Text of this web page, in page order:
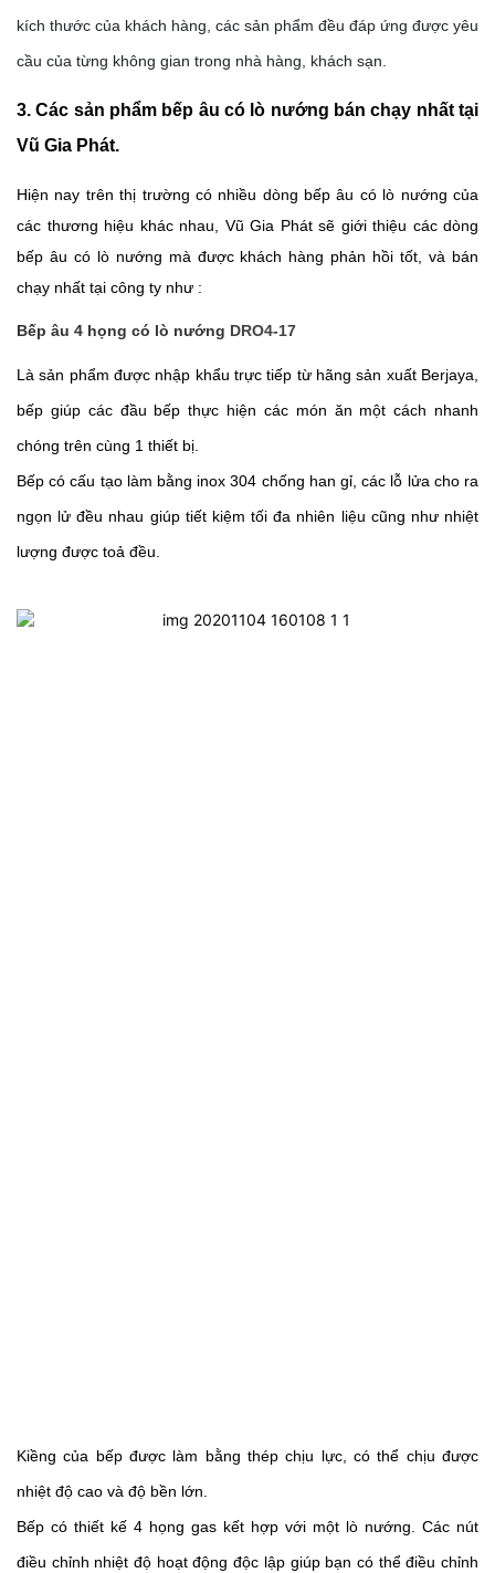
kích thước của khách hàng, các sản phẩm đều đáp ứng được yêu
cầu của từng không gian trong nhà hàng, khách sạn.
3. Các sản phẩm bếp âu có lò nướng bán chạy nhất tại
Vũ Gia Phát.
Hiện nay trên thị trường có nhiều dòng bếp âu có lò nướng của
các thương hiệu khác nhau, Vũ Gia Phát sẽ giới thiệu các dòng
bếp âu có lò nướng mà được khách hàng phản hồi tốt, và bán
chạy nhất tại công ty như :
Bếp âu 4 họng có lò nướng DRO4-17
Là sản phẩm được nhập khẩu trực tiếp từ hãng sản xuất Berjaya,
bếp giúp các đầu bếp thực hiện các món ăn một cách nhanh
chóng trên cùng 1 thiết bị.
Bếp có cấu tạo làm bằng inox 304 chống han gỉ, các lỗ lửa cho ra
ngọn lử đều nhau giúp tiết kiệm tối đa nhiên liệu cũng như nhiệt
lượng được toả đều.
Kiềng của bếp được làm bằng thép chịu lực, có thể chịu được
nhiệt độ cao và độ bền lớn.
Bếp có thiết kế 4 họng gas kết hợp với một lò nướng. Các nút
điều chỉnh nhiệt độ hoạt động độc lập giúp bạn có thể điều chỉnh